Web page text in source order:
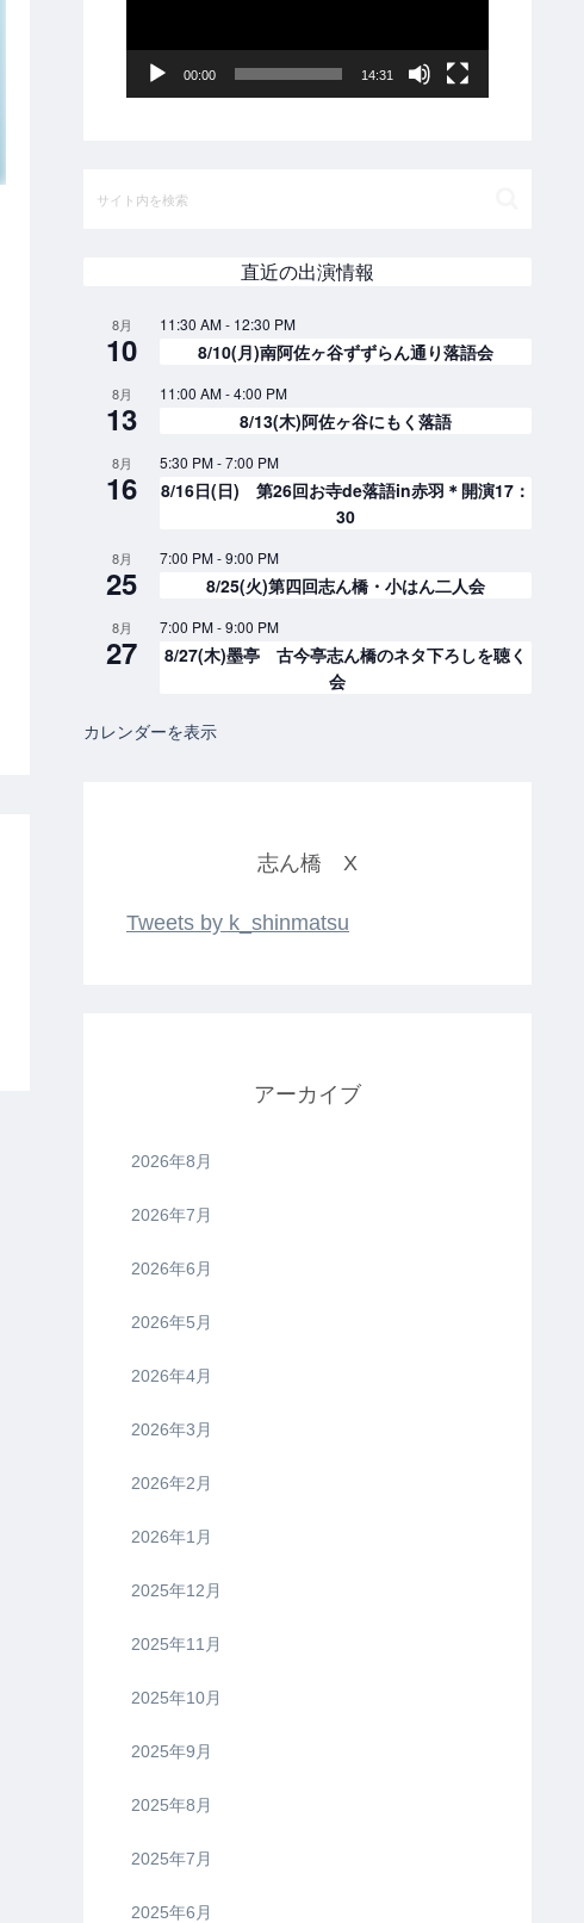
ヤ
00:00 14:31
直近の出演情報
8月
10
11:30 AM- 12:30 PM
8/10(月)南阿佐ヶ谷ずずらん通り落語会
8月
13
11:00 AM-4:00 PM
8/13(木)阿佐ヶ谷にもく落語
8月
16
5:30 PM-7:00 PM
8/16日(日) 第26回お寺de落語in赤羽＊開演17：
30
8月
25
7:00 PM-9:00 PM
8/25(火)第四回志ん橋・小はん二人会
8月
27
7:00 PM-9:00 PM
8/27(木)墨亭 古今亭志ん橋のネタ下ろしを聴く
会
カレンダーを表示
志ん橋 X
Tweets by k_shinmatsu
アーカイブ
2026年8月
2026年7月
2026年6月
2026年5月
2026年4月
2026年3月
2026年2月
2026年1月
2025年12月
2025年11月
2025年10月
2025年9月
2025年8月
2025年7月
2025年6月